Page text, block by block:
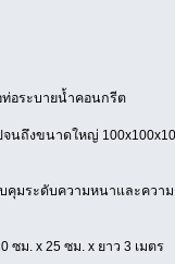
ท่อระบายน้ำคอนกรีต
นถึงขนาดใหญ่
คุมระดับความหนาและควา
ซม. x 25 ซม. x ยาว 3 เมตร